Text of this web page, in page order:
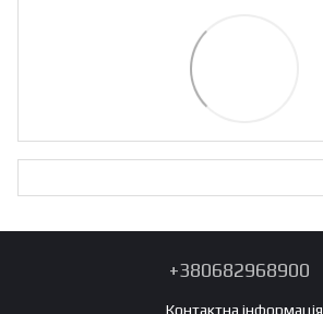
+380682968900
Контактна інформація